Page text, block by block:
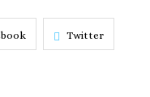
Twitter